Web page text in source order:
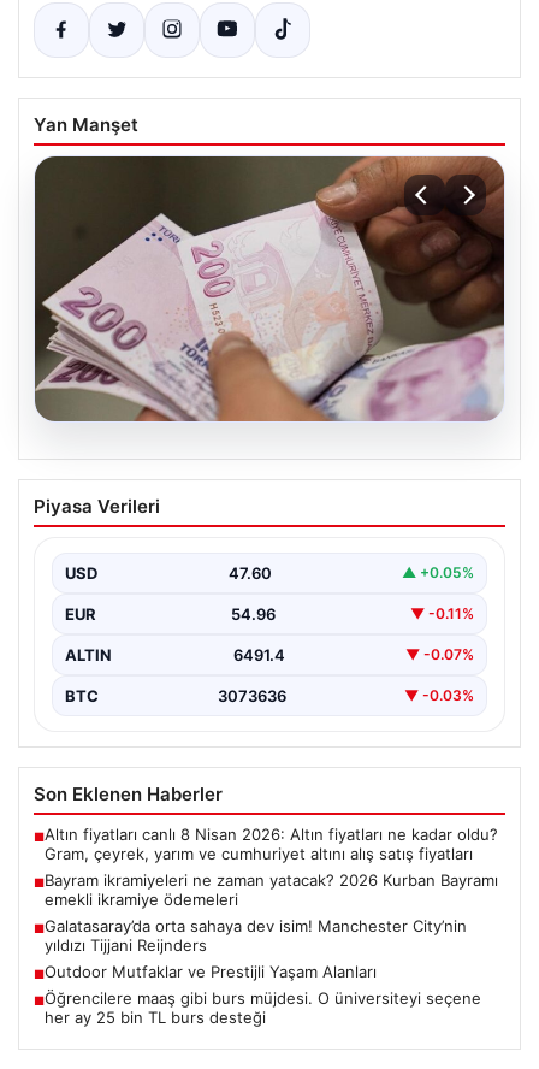
Yan Manşet
Bayram ikramiyeleri ne zaman yatacak?
2026 Kurban Bayramı emekli ikramiye
Piyasa Verileri
USD 47.60 ▲ +0.05%
EUR 54.96 ▼ -0.11%
ALTIN 6491.4 ▼ -0.07%
BTC 3073636 ▼ -0.03%
Son Eklenen Haberler
■Altın fiyatları canlı 8 Nisan 2026: Altın fiyatları ne kadar oldu?
Gram, çeyrek, yarım ve cumhuriyet altını alış satış fiyatları
■Bayram ikramiyeleri ne zaman yatacak? 2026 Kurban Bayramı
emekli ikramiye ödemeleri
■Galatasaray’da orta sahaya dev isim! Manchester City’nin
yıldızı Tijjani Reijnders
■Outdoor Mutfaklar ve Prestijli Yaşam Alanları
■Öğrencilere maaş gibi burs müjdesi. O üniversiteyi seçene
her ay 25 bin TL burs desteği